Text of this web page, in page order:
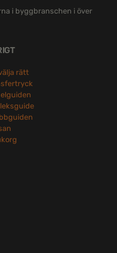
i byggbranschen i över
rätt